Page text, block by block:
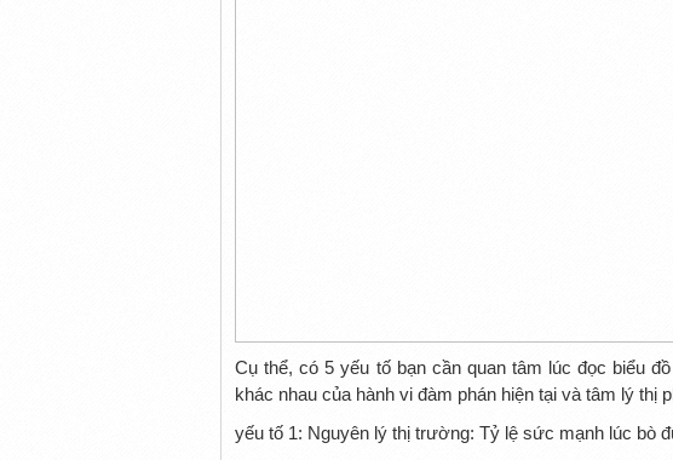
Cụ thể, có 5 yếu tố bạn cần quan tâm lúc đọc biểu
khác nhau của hành vi đàm phán hiện tại và tâm lý thị
yếu tố 1: Nguyên lý thị trường: Tỷ lệ sức mạnh lúc bò